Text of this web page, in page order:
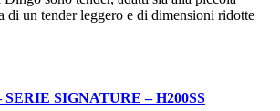
di un tender leggero e di dimensioni ridotte
SIGNATURE – H200SS